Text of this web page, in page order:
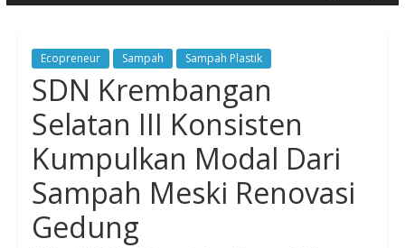
Ecopreneur Sampah Sampah Plastik
SDN Krembangan
Selatan III Konsisten
Kumpulkan Modal Dari
Sampah Meski Renovasi
Gedung